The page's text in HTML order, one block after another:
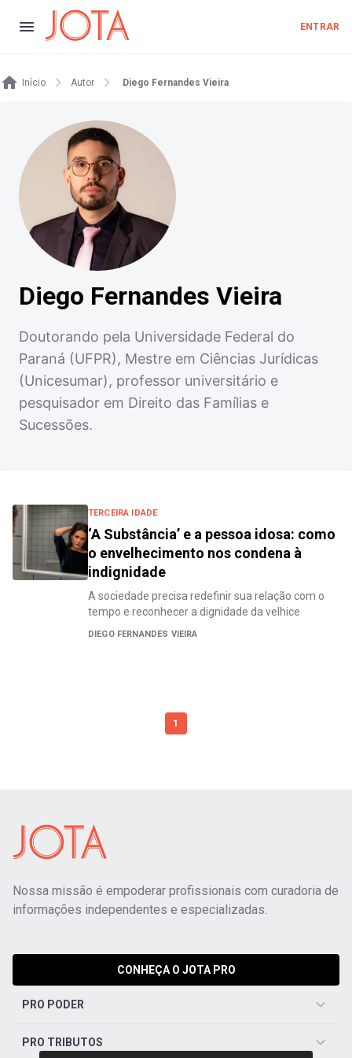
ENTRAR
Início Autor Diego Fernandes Vieira
Diego Fernandes Vieira
Doutorando pela Universidade Federal do
Paraná (UFPR), Mestre em Ciências Jurídicas
(Unicesumar), professor universitário e
pesquisador em Direito das Famílias e
Sucessões.
TERCEIRA IDADE
‘A Substância’ e a pessoa idosa: como
o envelhecimento nos condena à
indignidade
A sociedade precisa redefinir sua relação com o
tempo e reconhecer a dignidade da velhice
DIEGO FERNANDES VIEIRA
1
Nossa missão é empoderar profissionais com curadoria de
informações independentes e especializadas.
CONHEÇA O JOTA PRO
PRO PODER
PRO TRIBUTOS